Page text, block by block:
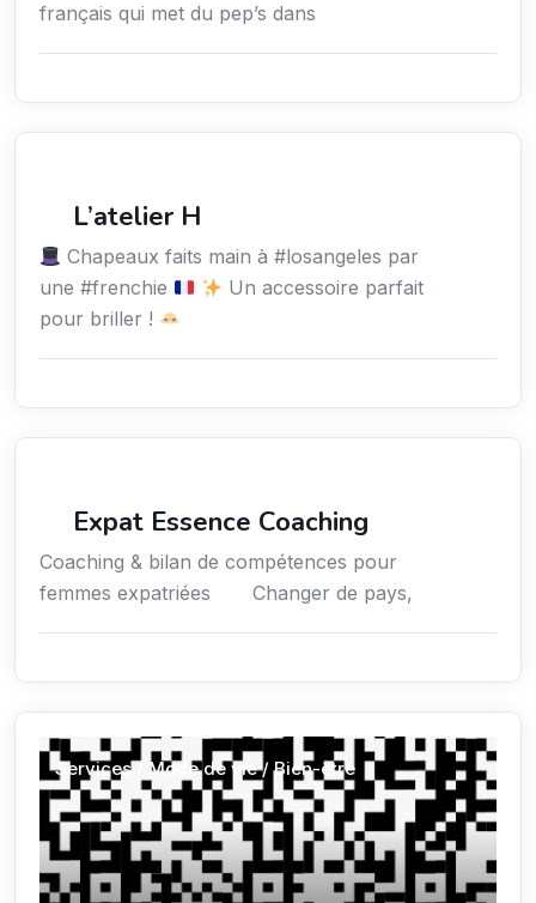
français qui met du pep’s dans
L’atelier H
Chapeaux faits main à #losangeles par
une #frenchie
Un accessoire parfait
pour briller !
Expat Essence Coaching
Coaching & bilan de compétences pour
femmes expatriées Changer de pays,
Services / Mode de vie / Bien-être